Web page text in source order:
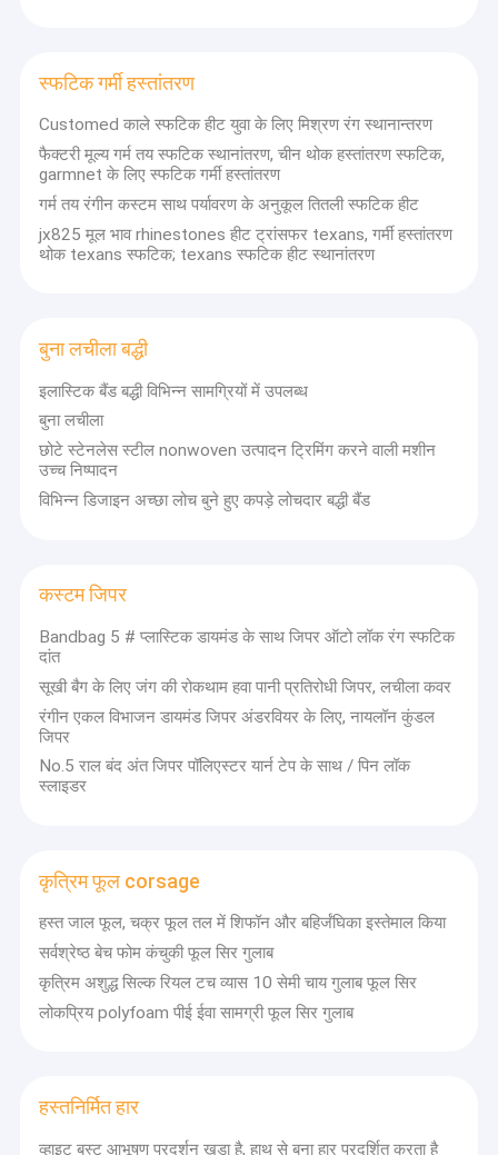
उत्पादों
हमारे बारे में
कारखाना भ्रमण
गुणवत्ता नियंत्रण
एक उद्धरण की विनती करे
फीता ट्रिम कपड़े
सजावटी फीता ट्रिम
स्फटिक गर्मी हस्तांतरण
बुना लचीला बद्धी
कस्टम जिपर
हस्तनिर्मित हार
स्फटिक गर्मी हस्तांतरण
Customed काले स्फटिक हीट युवा के लिए मिश्रण रंग स्थानान्तरण
फैक्टरी मूल्य गर्म तय स्फटिक स्थानांतरण, चीन थोक हस्तांतरण स्फटिक,
garmnet के लिए स्फटिक गर्मी हस्तांतरण
गर्म तय रंगीन कस्टम साथ पर्यावरण के अनुकूल तितली स्फटिक हीट
jx825 मूल भाव rhinestones हीट ट्रांसफर texans, गर्मी हस्तांतरण
थोक texans स्फटिक; texans स्फटिक हीट स्थानांतरण
बुना लचीला बद्धी
इलास्टिक बैंड बद्धी विभिन्न सामग्रियों में उपलब्ध
बुना लचीला
छोटे स्टेनलेस स्टील nonwoven उत्पादन ट्रिमिंग करने वाली मशीन
उच्च निष्पादन
विभिन्न डिजाइन अच्छा लोच बुने हुए कपड़े लोचदार बद्धी बैंड
कस्टम जिपर
Bandbag 5 # प्लास्टिक डायमंड के साथ जिपर ऑटो लॉक रंग स्फटिक
दांत
सूखी बैग के लिए जंग की रोकथाम हवा पानी प्रतिरोधी जिपर, लचीला कवर
रंगीन एकल विभाजन डायमंड जिपर अंडरवियर के लिए, नायलॉन कुंडल
जिपर
No.5 राल बंद अंत जिपर पॉलिएस्टर यार्न टेप के साथ / पिन लॉक
स्लाइडर
कृत्रिम फूल corsage
हस्त जाल फूल, चक्र फूल तल में शिफॉन और बहिर्जंघिका इस्तेमाल किया
सर्वश्रेष्ठ बेच फोम कंचुकी फूल सिर गुलाब
कृत्रिम अशुद्ध सिल्क रियल टच व्यास 10 सेमी चाय गुलाब फूल सिर
लोकप्रिय polyfoam पीई ईवा सामग्री फूल सिर गुलाब
हस्तनिर्मित हार
व्हाइट बस्ट आभूषण प्रदर्शन खड़ा है, हाथ से बना हार प्रदर्शित करता है
बिक्री के बाद की सेवा के साथ एक पूरे के रूप में,व्यावसायिक उत्पादों में लगे हुए।
तकनीशियन और उन्नत आधुनिक उत्पादन उपकरण हैंसभी उत्पाद अंतरराष्ट्रीय गुणवत्ता
है।उनकी अच्छी तरह से सुसज्जित सुविधाएं और उत्पादन के सभी चरणों में उत्कृष्ट गुणवत्ता
नियंत्रण हमें ग्राहकों की पूर्ण संतुष्टि की गारंटी देता है.
हमारे उच्च गुणवत्ता वाले उत्पादों और उत्कृष्ट ग्राहक सेवा के परिणामस्वरूप, उन्होंने उत्तरी
अमेरिका, दक्षिण अमेरिका, ओशिनिया और पश्चिमी यूरोप तक पहुंचते हुए एक वैश्विक बिक्री
नेटवर्क प्राप्त किया है।
यह मंच नए चरण के चीनी उत्पादों के कारोबार में गहराई से निहित होगा, बेहतर रूप से
अनुकूलित होगा और फल-फूलता रहेगा।
यदि आपके पास आवश्यकता है, तो कृपया उत्पाद पृष्ठ के "अब संपर्क करें" बटन पर क्लिक
करें या उत्पादों के निर्माताओं से सीधे संपर्क करें। आपूर्तिकर्ताओं की बिक्री आपके ई-मेल का